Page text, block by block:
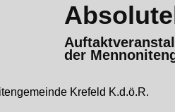
der
Krefeld K.d.ö.R.